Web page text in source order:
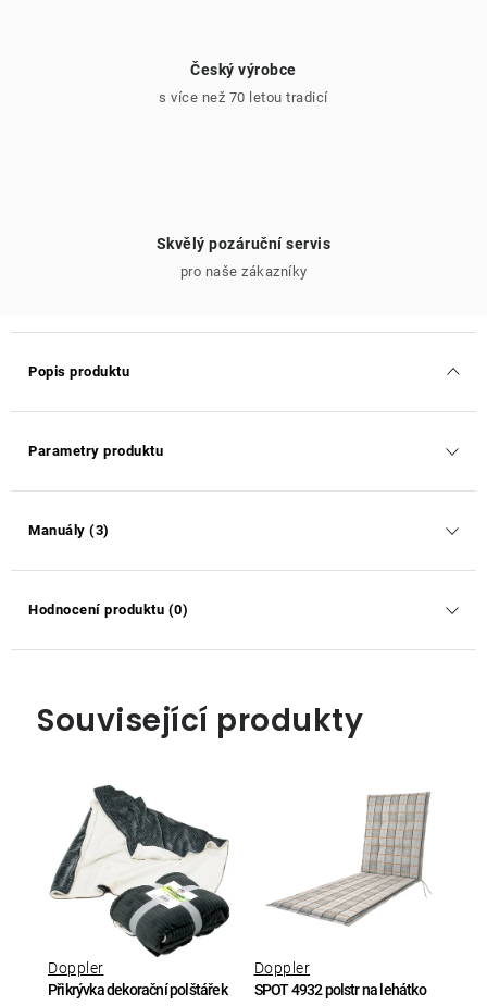
Český výrobce
s více než 70 letou tradicí
Skvělý pozáruční servis
pro naše zákazníky
Popis produktu
Parametry produktu
Manuály (3)
Hodnocení produktu (0)
Související produkty
Přikrývka dekorační polštářek
Doppler
SPOT 4932 polstr na lehátko
Doppler